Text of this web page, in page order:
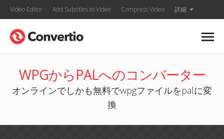
Video Editor Add Subtitles to Video Compress Video 詳細
WPGからPALへのコンバーター
オンラインでしかも無料でwpgファイルをpalに変
換